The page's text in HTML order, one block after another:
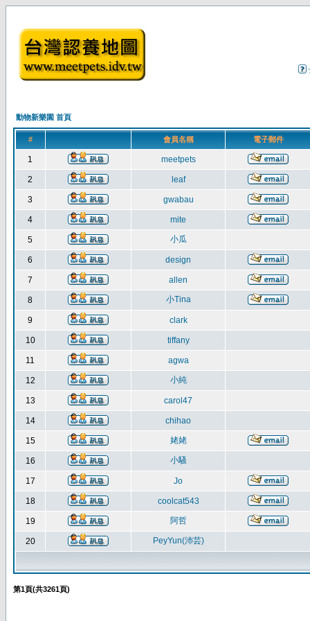
動物新樂園 首頁
# 會員名稱 電子郵件
1 meetpets
2 leaf
3 gwabau
4 mite
5 小瓜
6 design
7 allen
8 小Tina
9 clark
10 tiffany
11 agwa
12 小純
13 carol47
14 chihao
15 姥姥
16 小騷
17 Jo
18 coolcat543
19 阿哲
20 PeyYun(沛芸)
第1頁(共3261頁)